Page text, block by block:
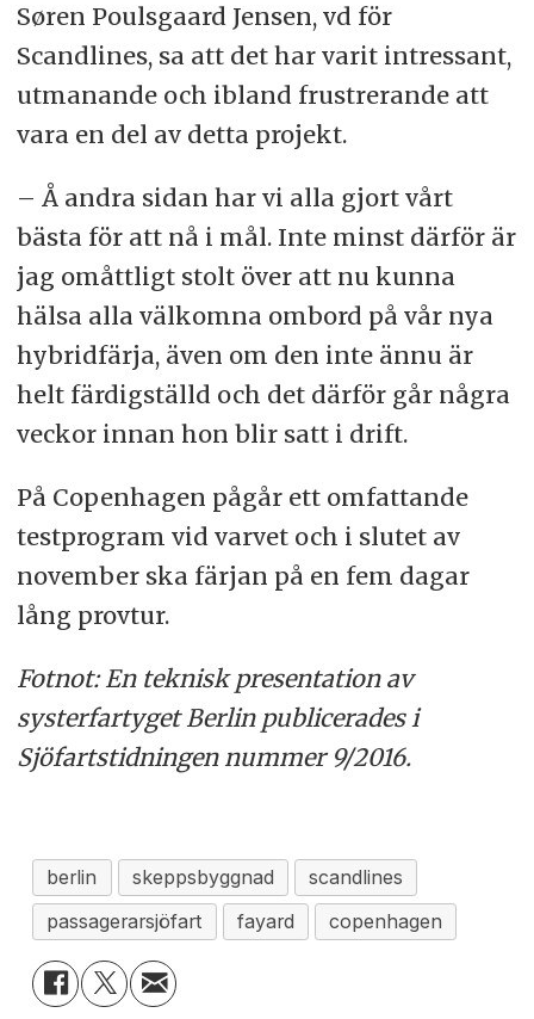
Søren Poulsgaard Jensen, vd för
Scandlines, sa att det har varit intressant,
utmanande och ibland frustrerande att
vara en del av detta projekt.
– Å andra sidan har vi alla gjort vårt
bästa för att nå i mål. Inte minst därför är
jag omåttligt stolt över att nu kunna
hälsa alla välkomna ombord på vår nya
hybridfärja, även om den inte ännu är
helt färdigställd och det därför går några
veckor innan hon blir satt i drift.
På Copenhagen pågår ett omfattande
testprogram vid varvet och i slutet av
november ska färjan på en fem dagar
lång provtur.
Fotnot: En teknisk presentation av
systerfartyget Berlin publicerades i
Sjöfartstidningen nummer 9/2016.
berlin skeppsbyggnad
scandlines
passagerarsjöfart
fayard copenhagen